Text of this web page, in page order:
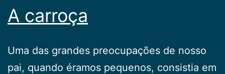
A carroça
Uma das grandes preocupações de nosso
pai, quando éramos pequenos, consistia em